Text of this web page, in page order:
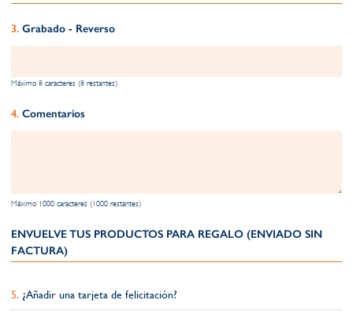
Grabado - Reverso
Máximo 8 caracteres (8 restantes)
Comentarios
Máximo 1000 caracteres (1000 restantes)
ENVUELVE TUS PRODUCTOS PARA REGALO (ENVIADO SIN
FACTURA)
¿Añadir una tarjeta de felicitación?